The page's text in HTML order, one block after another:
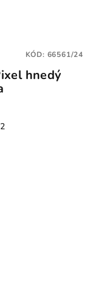
hnedý
KÓD: 66561/24